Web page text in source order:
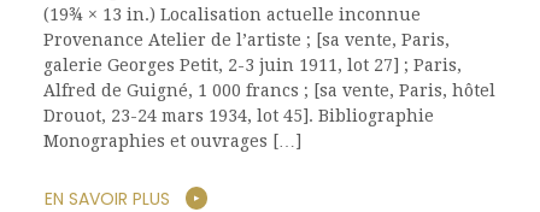
(19¾ × 13 in.) Localisation actuelle inconnue
Provenance Atelier de l’artiste ; [sa vente, Paris,
galerie Georges Petit, 2-3 juin 1911, lot 27] ; Paris,
Alfred de Guigné, 1 000 francs ; [sa vente, Paris, hôtel
Drouot, 23-24 mars 1934, lot 45]. Bibliographie
Monographies et ouvrages […]
EN SAVOIR PLUS